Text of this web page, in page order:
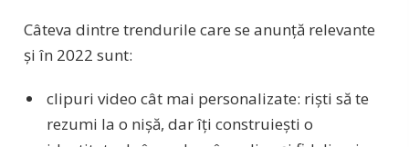
Câteva dintre trendurile care se anunță relevante
și în 2022 sunt:
clipuri video cât mai personalizate: riști să te
rezumi la o nișă, dar îți construiești o